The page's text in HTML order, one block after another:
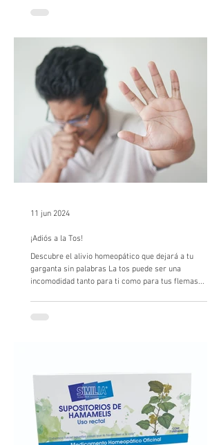
¡Adiós a la Tos!
Descubre el alivio homeopático que dejará a tu
garganta sin palabras La tos puede ser una
incomodidad tanto para ti como para tus flemas...
11 jun 2024